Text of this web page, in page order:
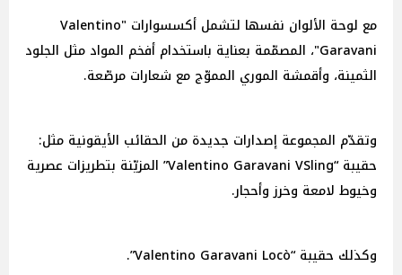
مع لوحة الألوان نفسها لتشمل أكسسوارات "Valentino
Garavani"، المصمّمة بعناية باستخدام أفخم المواد مثل الجلود
الثمينة، وأقمشة الموري المموّج مع شعارات مرصّعة.
وتقدّم المجموعة إصدارات جديدة من الحقائب الأيقونية مثل:
حقيبة “Valentino Garavani VSling” المزيّنة بتطريزات عصرية
وخيوط لامعة وخرز وأحجار.
وكذلك حقيبة “Valentino Garavani Locò”.